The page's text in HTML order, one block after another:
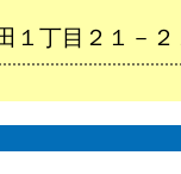
丁目２１－２